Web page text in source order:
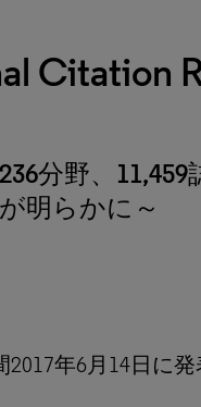
Citation
分野、
明らかに～
2017年6月14日に